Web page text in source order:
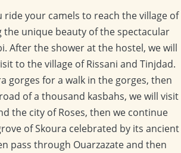
ride your camels to reach the village of
the unique beauty of the spectacular
After the shower at the hostel, we will
to the village of Rissani and Tinjdad.
gorges for a walk in the gorges, then
of a thousand kasbahs, we will visit
the city of Roses, then we continue
of Skoura celebrated by its ancient
pass through Ouarzazate and then